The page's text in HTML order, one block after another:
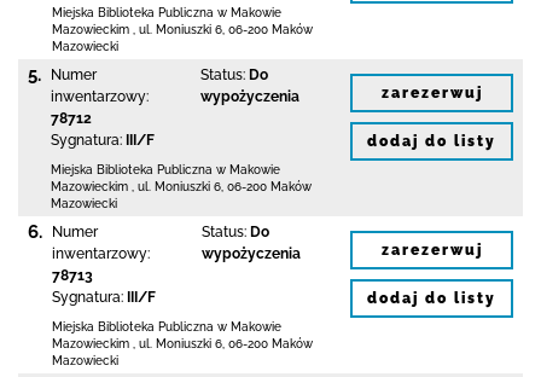
Miejska Biblioteka Publiczna w Makowie
Mazowieckim
ul. Moniuszki 6 06-200 Maków
Mazowiecki
5.
Numer
inwentarzowy:
78712
Sygnatura:
III/F
Status: Do
wypożyczenia
Miejska Biblioteka Publiczna w Makowie
Mazowieckim
ul. Moniuszki 6 06-200 Maków
Mazowiecki
zarezerwuj
dodaj do listy
6.
Numer
inwentarzowy:
78713
Sygnatura:
III/F
Status: Do
wypożyczenia
Miejska Biblioteka Publiczna w Makowie
Mazowieckim
ul. Moniuszki 6 06-200 Maków
Mazowiecki
zarezerwuj
dodaj do listy